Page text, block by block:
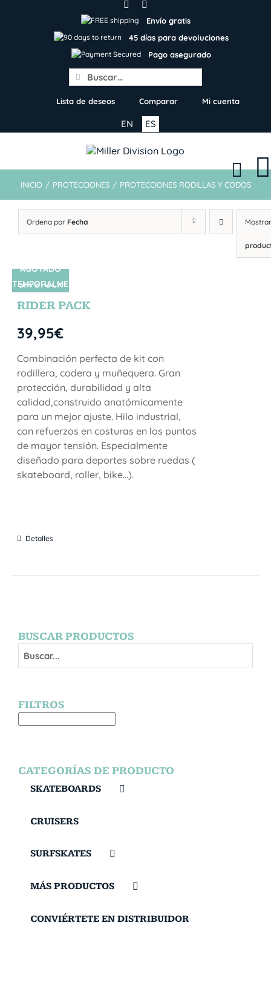
Envío gratis
45 días para devoluciones
Pago asegurado
Search
for:
Lista de deseos Comparar Mi cuenta
ES
EN
INICIO / PROTECCIONES / PROTECCIONES RODILLAS Y CODOS
Ordena por Fecha
SIN STOCK
AGOTADO
TEMPORALME
NTE
RIDER PACK
39,95€
Combinación perfecta de kit con
rodillera, codera y muñequera. Gran
protección, durabilidad y alta
calidad,construido anatómicamente
para un mejor ajuste. Hilo industrial,
con refuerzos en costuras en los puntos
de mayor tensión. Especialmente
diseñado para deportes sobre ruedas (
skateboard, roller, bike...).
Detalles
BUSCAR PRODUCTOS
FILTROS
CATEGORÍAS DE PRODUCTO
SKATEBOARDS
CRUISERS
SURFSKATES
MÁS PRODUCTOS
CONVIÉRTETE EN DISTRIBUIDOR